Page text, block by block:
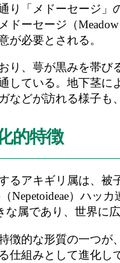
り「メドーセージ
ドーセージ（
が必要とされる。
り、萼が黒みを帯
している。地下茎
などが訪れる様子も
的特徴
るアキギリ属は、被
Nepetoideae）ハッ
な属であり、世界に
徴的な形質の一つ
仕組みとして進化